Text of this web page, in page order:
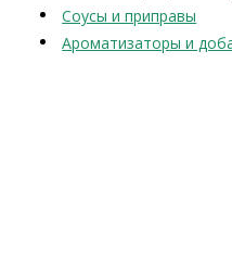
Соусы и приправы
Ароматизаторы и